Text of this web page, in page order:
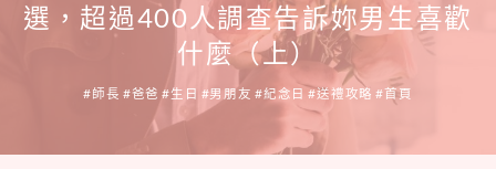
選，超過400人調查告訴妳男生喜歡
什麼（上）
師長 爸爸 生日 男朋友 紀念日 送禮攻略 首頁